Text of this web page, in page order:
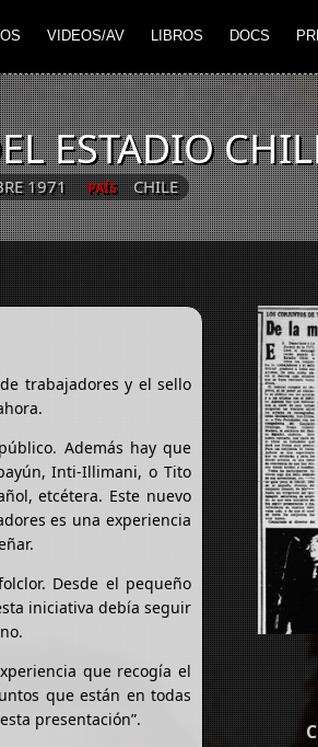
VIDEOS/AV LIBROS DOCS
ESTADIO
1971 PAÍS CHILE
trabajadores y el sello
Además hay que
Inti-Illimani, o Tito
etcétera. Este nuevo
es una experiencia
Desde el pequeño
iniciativa debía seguir
que recogía el
que están en todas
presentación”.